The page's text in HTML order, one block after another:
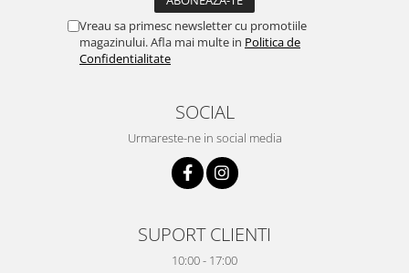
Vreau sa primesc newsletter cu promotiile
magazinului. Afla mai multe in Politica de
Confidentialitate
SOCIAL
Urmareste-ne in social media
SUPORT CLIENTI
10:00 - 17:00